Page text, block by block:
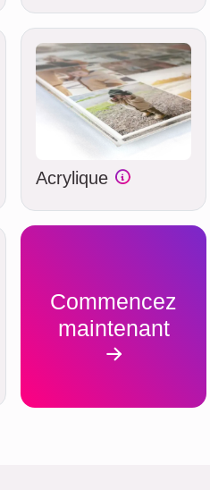
Acrylique
Commencez
maintenant